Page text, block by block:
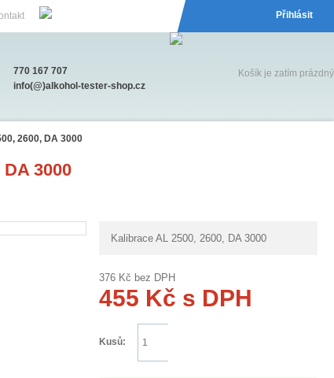
Přihlásit
770 167 707
info(@)alkohol-tester-shop.cz
Košík je zatím prázdný
2600, DA 3000
3000
Kalibrace AL 2500, 2600, DA 3000
376 Kč bez DPH
455 Kč s DPH
Kusů: